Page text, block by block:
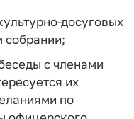
досуговых
собрании;
с членами
их
по